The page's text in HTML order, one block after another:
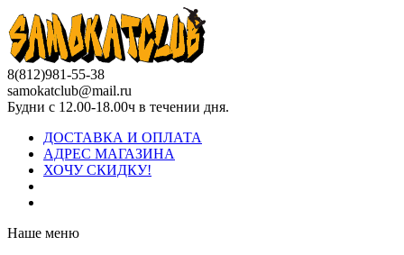
8(812)981-55-38
samokatclub@mail.ru
Будни с 12.00-18.00ч в течении дня.
ДОСТАВКА И ОПЛАТА
АДРЕС МАГАЗИНА
ХОЧУ СКИДКУ!
Наше меню